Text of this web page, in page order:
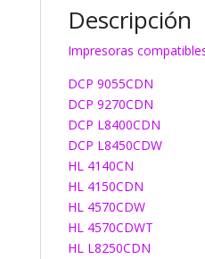
Descripción
Impresoras
DCP 9055CDN
DCP 9270CDN
DCP L8400CDN
DCP L8450CDW
HL 4140CN
HL 4150CDN
HL 4570CDW
HL 4570CDWT
HL L8250CDN